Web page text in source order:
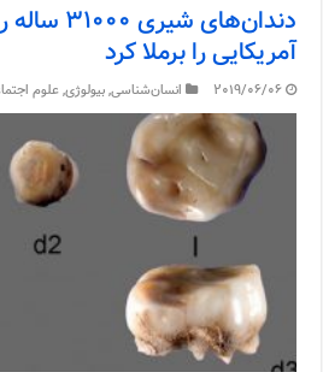
دندان‌های
آمریکایی را برملا کرد
2019/06/06 انسان‌شناسی,بیولوژی,علوم